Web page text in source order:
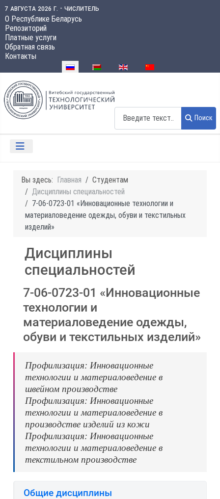
7 августа 2026 г. - числитель
О Республике Беларусь
Репозиторий
Платные услуги
Обратная связь
Контакты
Выберите язык
Поиск
Вы здесь: Главная
Студентам
Дисциплины специальностей
7-06-0723-01 «Инновационные технологии и
материаловедение одежды, обуви и текстильных
изделий»
Дисциплины
специальностей
7-06-0723-01 «Инновационные
технологии и
материаловедение одежды,
обуви и текстильных изделий»
Профилизация: Инновационные
технологии и материаловедение в
швейном производстве
Профилизация: Инновационные
технологии и материаловедение в
производстве изделий из кожи
Профилизация: Инновационные
технологии и материаловедение в
текстильном производстве
Общие дисциплины